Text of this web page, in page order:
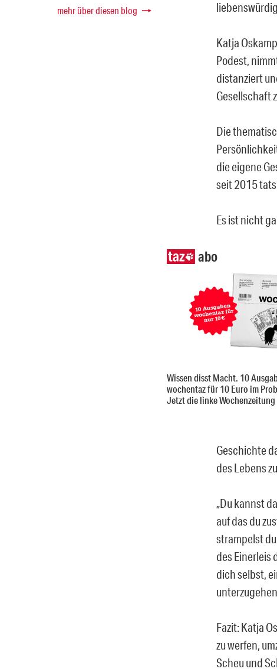
mehr über diesen blog
Katja
Podest,
distanziert
Gesellschaft
Die
die eigene
seit 2015
Es ist nicht
abo
Wissen disst Macht. 10
wochentaz für 10 Euro im
Jetzt die linke
Geschichte
des Lebens
„Du kannst
auf das du
strampelst
des Einerleis
dich selbst,
Fazit: Katja
zu werfen,
Scheu und